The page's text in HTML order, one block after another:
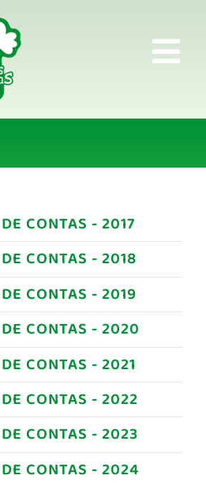
da comunidade
CONTAS - 2017
CONTAS - 2018
CONTAS - 2019
CONTAS - 2020
CONTAS - 2021
CONTAS - 2022
CONTAS - 2023
CONTAS - 2024